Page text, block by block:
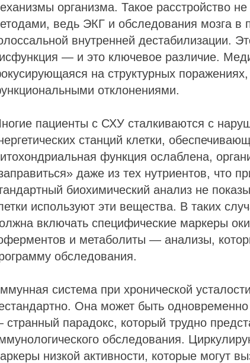
организма. Такое расстройство
ведь ЭКГ и обследования мозга в
внутренней дестабилизации.
— и это ключевое различие.
на структурных
отклонениями.
пациенты с СХУ сталкиваются с
станций клетки,
функция ослаблена,
даже из тех нутриентов, что
биохимический анализ не
используют эти вещества. В таких
включать специфические маркеры
и метаболиты — анализы,
обследования.
система при хронической
Она может быть
парадокс, который трудно
обследования.
низкой активности, которые могут